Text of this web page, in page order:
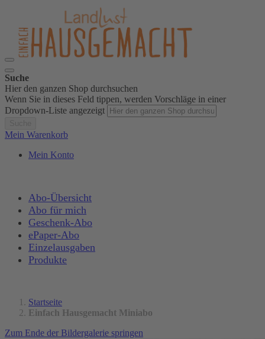
Suche
Hier den ganzen Shop durchsuchen
Wenn Sie in dieses Feld tippen, werden Vorschläge in einer
Dropdown-Liste angezeigt
Mein Warenkorb
Mein Konto
Abo-Übersicht
Abo für mich
Geschenk-Abo
ePaper-Abo
Einzelausgaben
Produkte
Startseite
Einfach Hausgemacht Miniabo
Zum Ende der Bildergalerie springen